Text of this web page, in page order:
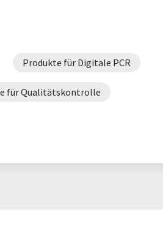
Produkte für Digitale PCR
für Qualitätskontrolle